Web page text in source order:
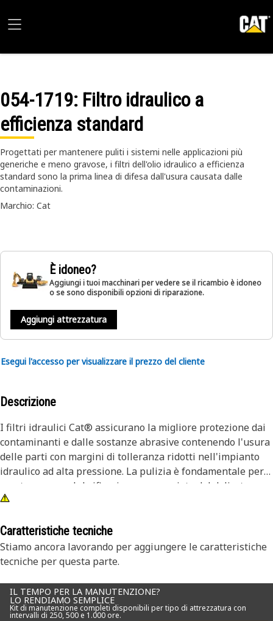
054-1719: Filtro idraulico a
efficienza standard
Progettati per mantenere puliti i sistemi nelle applicazioni più
generiche e meno gravose, i filtri dell'olio idraulico a efficienza
standard sono la prima linea di difesa dall'usura causata dalle
contaminazioni.
Marchio: Cat
È idoneo?
Aggiungi i tuoi macchinari per vedere se il ricambio è idoneo
o se sono disponibili opzioni di riparazione.
Aggiungi attrezzatura
Esegui l'accesso per visualizzare il prezzo del cliente
Descrizione
I filtri idraulici Cat® assicurano la migliore protezione dai
contaminanti e dalle sostanze abrasive contenendo l'usura
delle parti con margini di tolleranza ridotti nell'impianto
idraulico ad alta pressione. La pulizia è fondamentale per
mantenere una lubrificazione appropriata del delicato
impianto idraulico.
Caratteristiche tecniche
Stiamo ancora lavorando per aggiungere le caratteristiche
tecniche per questa parte.
IL TEMPO PER LA MANUTENZIONE?
LO RENDIAMO SEMPLICE
Kit di manutenzione completi disponibili per tipo di attrezzatura con
intervalli di 250, 500 e 1.000 ore.